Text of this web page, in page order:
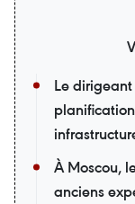
Le
À Moscou,
anciens